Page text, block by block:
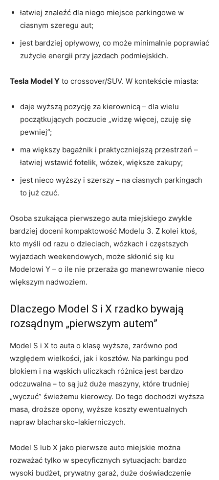
łatwiej znaleźć dla niego miejsce parkingowe w
ciasnym szeregu aut;
jest bardziej opływowy, co może minimalnie poprawiać
zużycie energii przy jazdach podmiejskich.
Tesla Model Y to crossover/SUV. W kontekście miasta:
daje wyższą pozycję za kierownicą – dla wielu
początkujących poczucie „widzę więcej, czuję się
pewniej”;
ma większy bagażnik i praktyczniejszą przestrzeń –
łatwiej wstawić fotelik, wózek, większe zakupy;
jest nieco wyższy i szerszy – na ciasnych parkingach
to już czuć.
Osoba szukająca pierwszego auta miejskiego zwykle
bardziej doceni kompaktowość Modelu 3. Z kolei ktoś,
kto myśli od razu o dzieciach, wózkach i częstszych
wyjazdach weekendowych, może skłonić się ku
Modelowi Y – o ile nie przeraża go manewrowanie nieco
większym nadwoziem.
Dlaczego Model S i X rzadko bywają
rozsądnym „pierwszym autem”
Model S i X to auta o klasę wyższe, zarówno pod
względem wielkości, jak i kosztów. Na parkingu pod
blokiem i na wąskich uliczkach różnica jest bardzo
odczuwalna – to są już duże maszyny, które trudniej
„wyczuć” świeżemu kierowcy. Do tego dochodzi wyższa
masa, droższe opony, wyższe koszty ewentualnych
napraw blacharsko-lakierniczych.
Model S lub X jako pierwsze auto miejskie można
rozważać tylko w specyficznych sytuacjach: bardzo
wysoki budżet, prywatny garaż, duże doświadczenie